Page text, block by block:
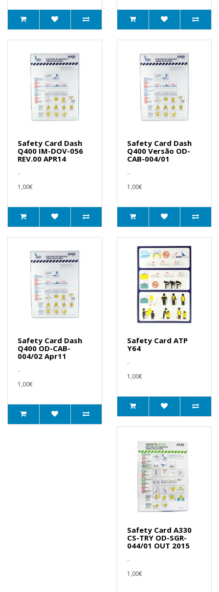
Safety Card Dash
Q400 IM-DOV-056
REV.00 APR14
..
1,00€
Safety Card Dash
Q400 Versão OD-
CAB-004/01
..
1,00€
Safety Card Dash
Q400 OD-CAB-
004/02 Apr11
..
1,00€
Safety Card ATP
Y64
..
1,00€
Safety Card A330
CS-TRY OD-SGR-
044/01 OUT 2015
..
1,00€